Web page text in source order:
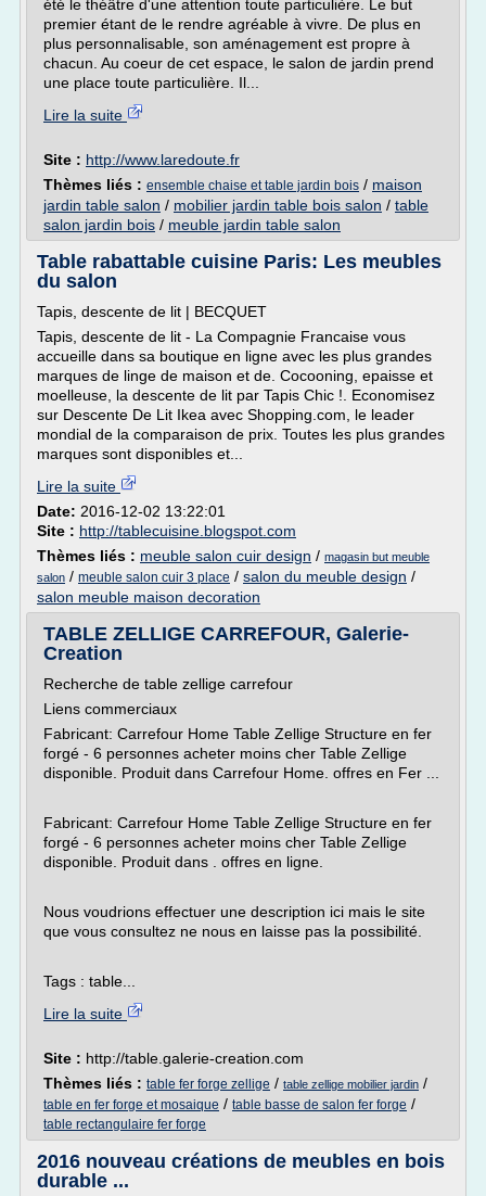
été le théâtre d'une attention toute particulière. Le but
premier étant de le rendre agréable à vivre. De plus en
plus personnalisable, son aménagement est propre à
chacun. Au coeur de cet espace, le salon de jardin prend
une place toute particulière. Il...
Lire la suite
Site : http://www.laredoute.fr
Thèmes liés : ensemble chaise et table jardin bois / maison
jardin table salon / mobilier jardin table bois salon / table
salon jardin bois / meuble jardin table salon
Table rabattable cuisine Paris: Les meubles
du salon
Tapis, descente de lit | BECQUET
Tapis, descente de lit - La Compagnie Francaise vous
accueille dans sa boutique en ligne avec les plus grandes
marques de linge de maison et de. Cocooning, epaisse et
moelleuse, la descente de lit par Tapis Chic !. Economisez
sur Descente De Lit Ikea avec Shopping.com, le leader
mondial de la comparaison de prix. Toutes les plus grandes
marques sont disponibles et...
Lire la suite
Date: 2016-12-02 13:22:01
Site : http://tablecuisine.blogspot.com
Thèmes liés : meuble salon cuir design / magasin but meuble
salon / meuble salon cuir 3 place / salon du meuble design /
salon meuble maison decoration
TABLE ZELLIGE CARREFOUR, Galerie-
Creation
Recherche de table zellige carrefour
Liens commerciaux
Fabricant: Carrefour Home Table Zellige Structure en fer
forgé - 6 personnes acheter moins cher Table Zellige
disponible. Produit dans Carrefour Home. offres en Fer ...
Fabricant: Carrefour Home Table Zellige Structure en fer
forgé - 6 personnes acheter moins cher Table Zellige
disponible. Produit dans . offres en ligne.
Nous voudrions effectuer une description ici mais le site
que vous consultez ne nous en laisse pas la possibilité.
Tags : table...
Lire la suite
Site : http://table.galerie-creation.com
Thèmes liés : table fer forge zellige / table zellige mobilier jardin /
table en fer forge et mosaique / table basse de salon fer forge /
table rectangulaire fer forge
2016 nouveau créations de meubles en bois
durable ...